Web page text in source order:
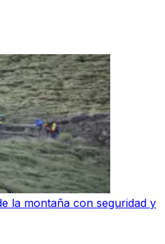
la montaña con seguridad y